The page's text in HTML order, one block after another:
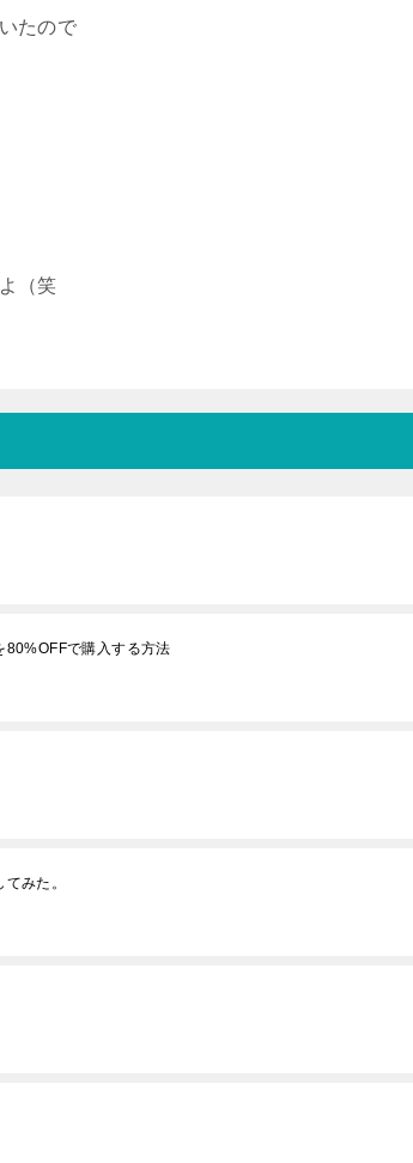
たので
（笑
80%OFFで購入する方法
みた。